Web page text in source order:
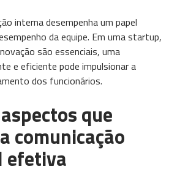
interna desempenha um papel
da equipe. Em uma startup,
são essenciais, uma
e eficiente pode impulsionar a
dos funcionários.
que
comunicação
efetiva